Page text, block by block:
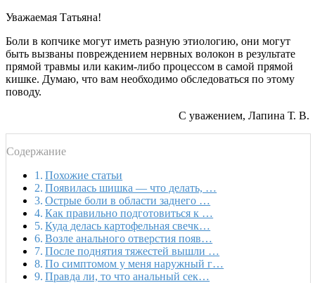
Уважаемая Татьяна!
Боли в копчике могут иметь разную этиологию, они могут
быть вызваны повреждением нервных волокон в результате
прямой травмы или каким-либо процессом в самой прямой
кишке. Думаю, что вам необходимо обследоваться по этому
поводу.
С уважением, Лапина Т. В.
Содержание
Похожие статьи
Появилась шишка — что делать, …
Острые боли в области заднего …
Как правильно подготовиться к …
Куда делась картофельная свечк…
Возле анального отверстия появ…
После поднятия тяжестей вышли …
По симптомом у меня наружный г…
Правда ли, то что анальный сек…